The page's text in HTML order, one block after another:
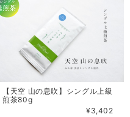
【天空 山の息吹】シングル上級
煎茶80g
¥3,402